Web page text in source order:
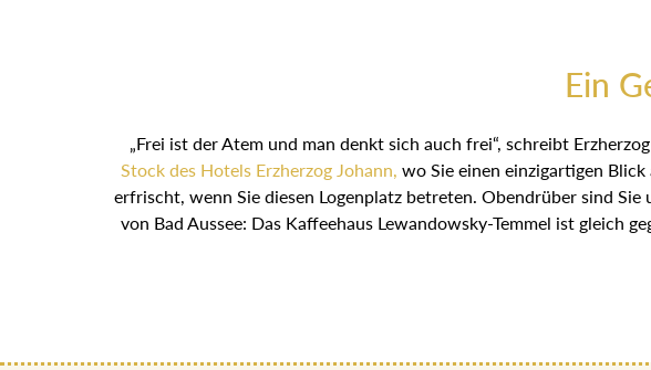
Ein
„Frei ist der Atem und man denkt sich auch frei“, schreibt
Stock des Hotels Erzherzog Johann, wo Sie einen einzigartigen
erfrischt, wenn Sie diesen Logenplatz betreten. Obendrüber sind
von Bad Aussee: Das Kaffeehaus Lewandowsky-Temmel ist gleich